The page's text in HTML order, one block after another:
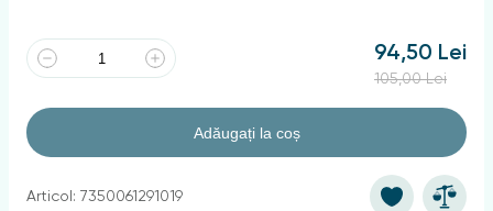
94,50 Lei
105,00 Lei
Adăugați la coș
Articol: 7350061291019